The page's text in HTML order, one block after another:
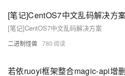
[笔记]CentOS7中文乱码解决方
[笔记]CentOS7中文乱码解决方案
二进制怪兽 780